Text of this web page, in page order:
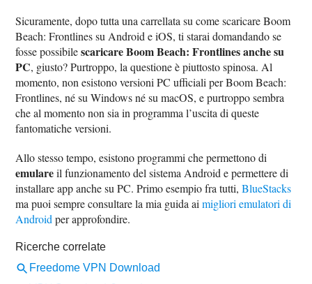
Sicuramente, dopo tutta una carrellata su come scaricare Boom
Beach: Frontlines su Android e iOS, ti starai domandando se
fosse possibilescaricare Boom Beach: Frontlines anche su
PC, giusto? Purtroppo, la questione è piuttosto spinosa. Al
momento, non esistono versioni PC ufficiali per Boom Beach:
Frontlines, né su Windows né su macOS, e purtroppo sembra
che al momento non sia in programma l’uscita di queste
fantomatiche versioni.
Allo stesso tempo, esistono programmi che permettono di
emulareil funzionamento del sistema Android e permettere di
installare app anche su PC. Primo esempio fra tutti,BlueStacks
ma puoi sempre consultare la mia guida aimigliori emulatori di
Androidper approfondire.